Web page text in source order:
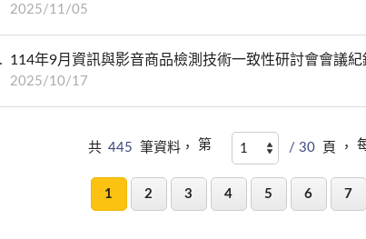
2025/11/05
114年9月資訊與影音商品檢測技術一致性研討會會議
2025/10/17
共 445 筆資料， 第 / 30 頁 ，
1 2 3 4 5 6 7